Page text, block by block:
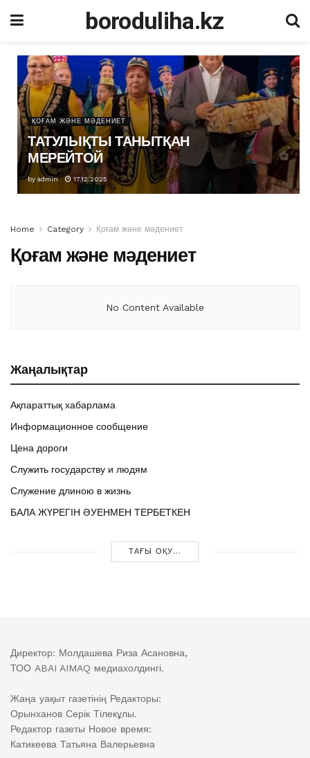
boroduliha.kz
ҚОҒАМ ЖӘНЕ МӘДЕНИЕТ
ТАТУЛЫҚТЫ ТАНЫТҚАН
МЕРЕЙТОЙ
by admin 17.12.2025
Home Category Қоғам және мәдениет
Қоғам және мәдениет
No Content Available
Жаңалықтар
Ақпараттық хабарлама
Информационное сообщение
Цена дороги
Служить государству и людям
Служение длиною в жизнь
БАЛА ЖҮРЕГІН ӘУЕНМЕН ТЕРБЕТКЕН
ТАҒЫ ОҚУ...
Директор: Молдашева Риза Асановна,
ТОО ABAI AIMAQ медиахолдингі.
Жаңа уақыт газетінің Редакторы:
Орынханов Серік Тілекұлы.
Редактор газеты Новое время:
Катикеева Татьяна Валерьевна